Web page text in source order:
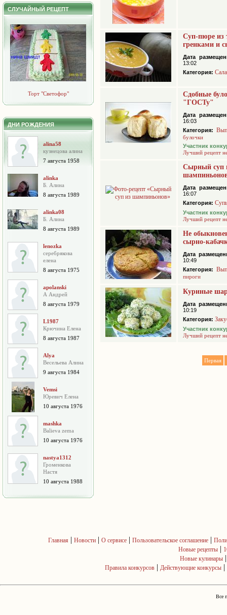
СЛУЧАЙНЫЙ РЕЦЕПТ
Торт "Светофор"
ДНИ РОЖДЕНИЯ
alina58
кузнецова алина
7 августа 1958
alinka
Б. Алина
8 августа 1989
alinka08
Б. Алина
8 августа 1989
lenozka
серебрякова
елена
8 августа 1975
apolanski
А Андрей
8 августа 1979
L1987
Крючина Елена
8 августа 1987
Alya
Весельева Алина
9 августа 1984
Vemsi
Юревич Елена
10 августа 1976
mashka
Balieva zema
10 августа 1976
nastya1312
Громенкова
Настя
10 августа 1988
Суп-пюре из
гренками и
Дата
13:02
Категория:
Сдобные
"ГОСТу"
Дата
16:03
Категория:
булочки
Участник
Лучший рецепт
Сырный суп
Дата
16:07
Категория:
Участник
Лучший рецепт
Не
сырно-
Дата
10:49
Категория:
пироги
Куриные
Дата
10:19
Категория:
Участник
Лучший рецепт
Первая
Главная | Новости| О сервисе| Пользовательское соглашение|
Новые рецепты |
Новые кулинары
Правила конкурсов | Действующие конкурсы |
Все